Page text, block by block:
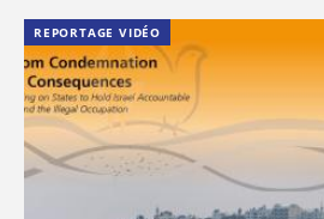
REPORTAGE VIDÉO